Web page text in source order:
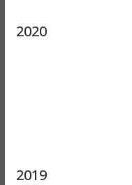
2020
2019